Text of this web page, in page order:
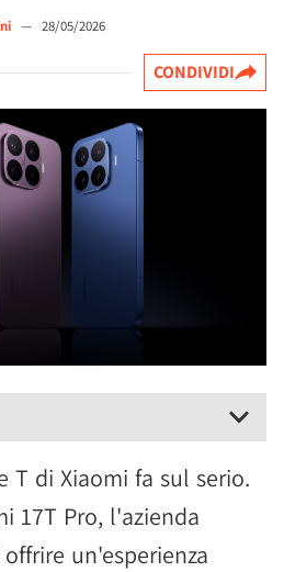
— 28/05/2026
CONDIVIDI
T di Xiaomi fa sul serio.
17T Pro, l'azienda
un'esperienza